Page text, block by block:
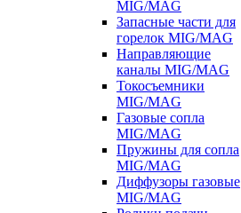
MIG/MAG
Запасные части для
горелок MIG/MAG
Направляющие
каналы MIG/MAG
Токосъемники
MIG/MAG
Газовые сопла
MIG/MAG
Пружины для сопла
MIG/MAG
Диффузоры газовые
MIG/MAG